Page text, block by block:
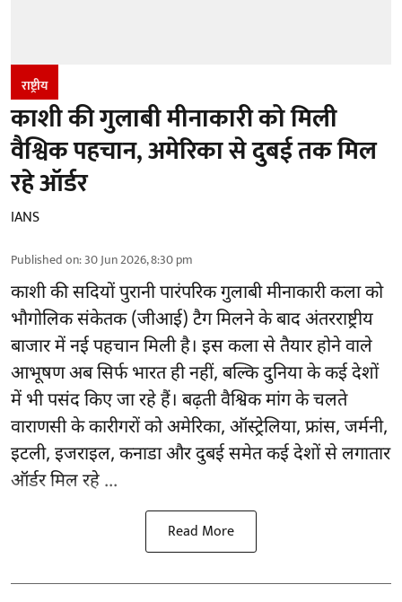
राष्ट्रीय
काशी की गुलाबी मीनाकारी को मिली
वैश्विक पहचान, अमेरिका से दुबई तक मिल
रहे ऑर्डर
IANS
Published on:30 Jun 2026, 8:30 pm
काशी की सदियों पुरानी पारंपरिक गुलाबी मीनाकारी कला को
भौगोलिक संकेतक (जीआई) टैग मिलने के बाद अंतरराष्ट्रीय
बाजार में नई पहचान मिली है। इस कला से तैयार होने वाले
आभूषण अब सिर्फ भारत ही नहीं, बल्कि दुनिया के कई देशों
में भी पसंद किए जा रहे हैं। बढ़ती वैश्विक मांग के चलते
वाराणसी के कारीगरों को अमेरिका, ऑस्ट्रेलिया, फ्रांस, जर्मनी,
इटली, इजराइल, कनाडा और दुबई समेत कई देशों से लगातार
ऑर्डर मिल रहे ...
Read More